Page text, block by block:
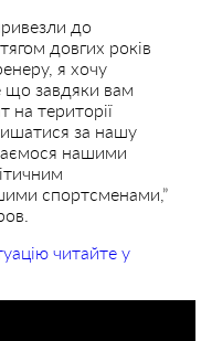
до
довгих років
я хочу
що завдяки вам
на території
за нашу
нашими
спортсменами,”
читайте у